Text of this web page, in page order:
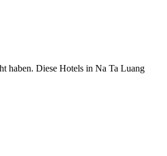
haben. Diese Hotels in Na Ta Luang